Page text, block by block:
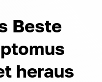
Beste
heraus